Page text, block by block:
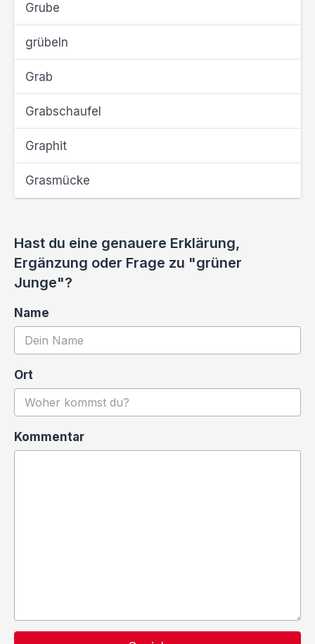
Grube
grübeln
Grab
Grabschaufel
Graphit
Grasmücke
Hast du eine genauere Erklärung,
Ergänzung oder Frage zu "grüner
Junge"?
Name
Ort
Kommentar